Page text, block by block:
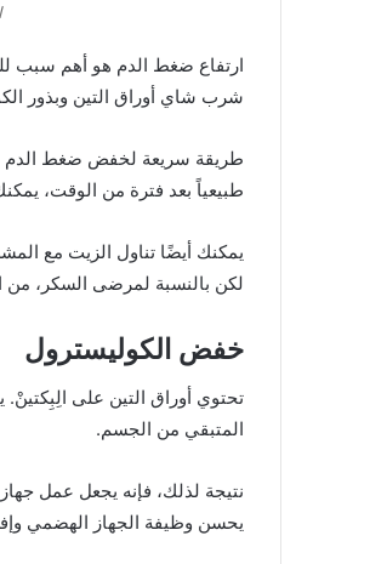
ارتفاع ضغط الدم هو أهم سبب
شرب شاي أوراق التين وبذور
طريقة سريعة لخفض ضغط الدم
طبيعياً بعد فترة من الوقت،
يمكنك أيضًا تناول الزيت مع
لكن بالنسبة لمرضى السكر، من
خفض الكوليسترول
تحتوي أوراق التين على
المتبقي من الجسم.
نتيجة لذلك، فإنه يجعل عمل جهاز
يحسن وظيفة الجهاز الهضمي